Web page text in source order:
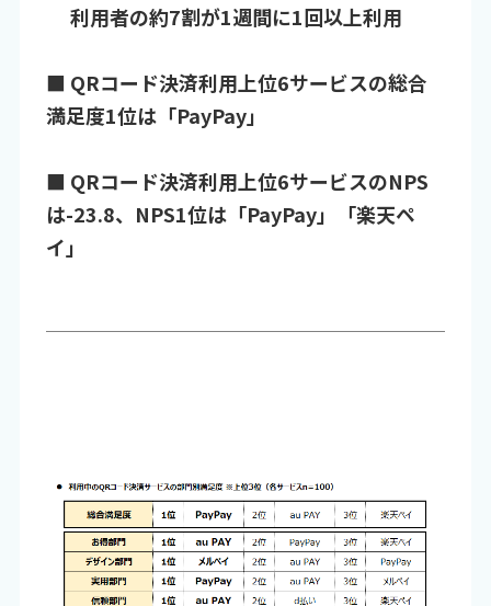
利用者の約7割が1週間に1回以上利用
■ QRコード決済利用上位6サービスの総合
満足度1位は「PayPay」
■ QRコード決済利用上位6サービスのNPS
は-23.8、NPS1位は「PayPay」「楽天ペ
イ」